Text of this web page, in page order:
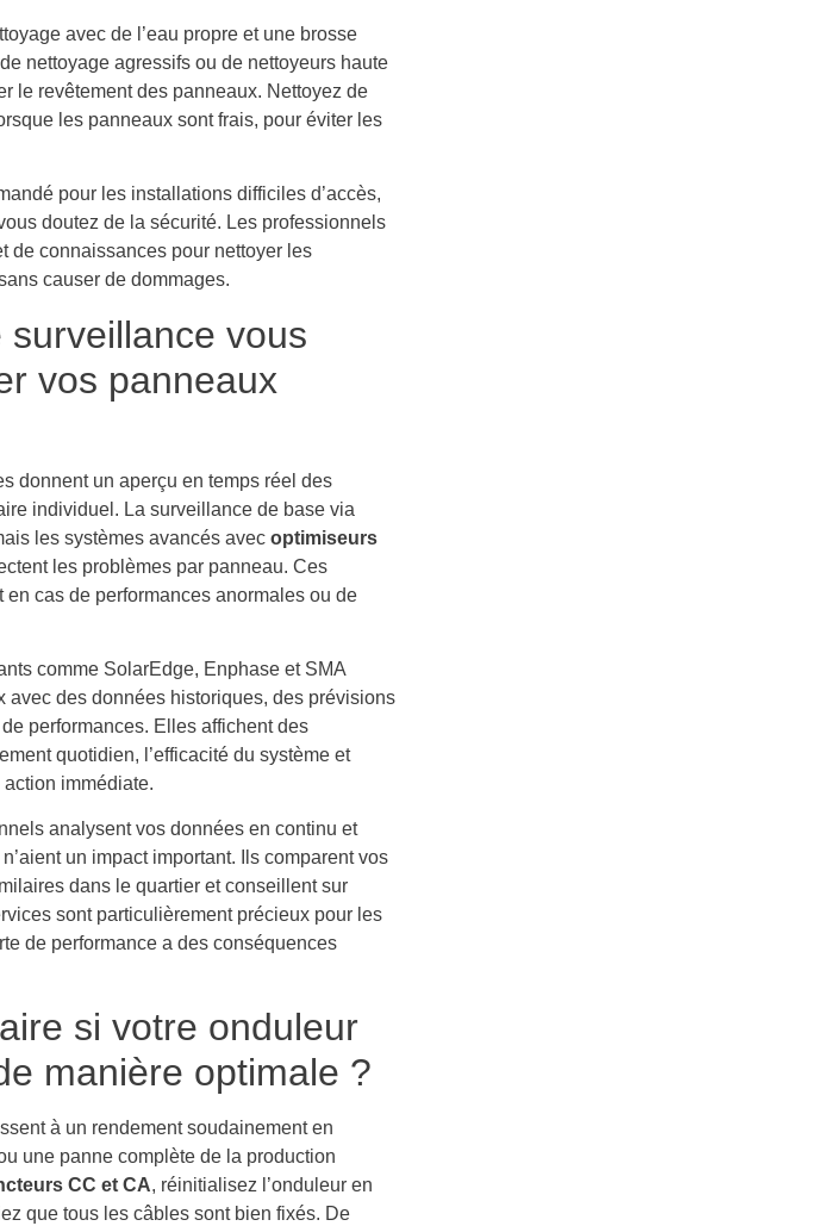
avec de l’eau propre et une brosse
nettoyage agressifs ou de nettoyeurs haute
le revêtement des panneaux. Nettoyez de
les panneaux sont frais, pour éviter les
pour les installations difficiles d’accès,
doutez de la sécurité. Les professionnels
de connaissances pour nettoyer les
causer de dommages.
vous
vos panneaux
donnent un aperçu en temps réel des
individuel. La surveillance de base via
les systèmes avancés avec optimiseurs
les problèmes par panneau. Ces
cas de performances anormales ou de
comme SolarEdge, Enphase et SMA
avec des données historiques, des prévisions
performances. Elles affichent des
quotidien, l’efficacité du système et
immédiate.
analysent vos données en continu et
un impact important. Ils comparent vos
dans le quartier et conseillent sur
sont particulièrement précieux pour les
de performance a des conséquences
si votre onduleur
manière optimale ?
à un rendement soudainement en
une panne complète de la production
CC et CA, réinitialisez l’onduleur en
que tous les câbles sont bien fixés. De